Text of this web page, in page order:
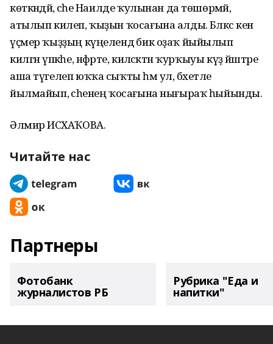
көткәндәй, әсәһе Наилде ҡулынан да төшөрмәй,
атылып килеп, ҡыҙын ҡосағына алды. Бәләкәс кенә
үҫмер ҡыҙҙың күңелендә бик оҙаҡ йыйылып
килгән үпкәһе, нәфрәте, киләсәктән ҡурҡыуы күҙ йәштәре
аша түгелеп юҡҡа сыҡты һәм ул, бәхетле
йылмайып, әсәһенең ҡосағына нығыраҡ һыйынды.
Әлмирә ИСХАҠОВА.
Читайте нас
Партнеры
Фотобанк
журналистов РБ
Рубрика "Еда и
напитки"